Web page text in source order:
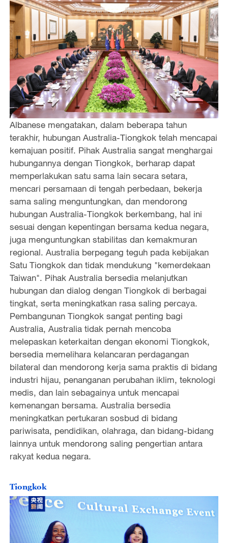
Albanese mengatakan, dalam beberapa tahun
terakhir, hubungan Australia-Tiongkok telah mencapai
kemajuan positif. Pihak Australia sangat menghargai
hubungannya dengan Tiongkok, berharap dapat
memperlakukan satu sama lain secara setara,
mencari persamaan di tengah perbedaan, bekerja
sama saling menguntungkan, dan mendorong
hubungan Australia-Tiongkok berkembang, hal ini
sesuai dengan kepentingan bersama kedua negara,
juga menguntungkan stabilitas dan kemakmuran
regional. Australia berpegang teguh pada kebijakan
Satu Tiongkok dan tidak mendukung "kemerdekaan
Taiwan". Pihak Australia bersedia melanjutkan
hubungan dan dialog dengan Tiongkok di berbagai
tingkat, serta meningkatkan rasa saling percaya.
Pembangunan Tiongkok sangat penting bagi
Australia, Australia tidak pernah mencoba
melepaskan keterkaitan dengan ekonomi Tiongkok,
bersedia memelihara kelancaran perdagangan
bilateral dan mendorong kerja sama praktis di bidang
industri hijau, penanganan perubahan iklim, teknologi
medis, dan lain sebagainya untuk mencapai
kemenangan bersama. Australia bersedia
meningkatkan pertukaran sosbud di bidang
pariwisata, pendidikan, olahraga, dan bidang-bidang
lainnya untuk mendorong saling pengertian antara
rakyat kedua negara.
Tiongkok